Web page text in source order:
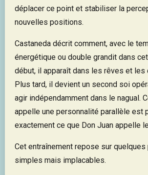
déplacer ce point et stabiliser la
nouvelles positions.
Castaneda décrit comment, avec le
énergétique ou double grandit dans
début, il apparaît dans les rêves et les
Plus tard, il devient un second soi
agir indépendamment dans le nagual.
appelle une personnalité parallèle est
exactement ce que Don Juan appelle
Cet entraînement repose sur quelques
simples mais implacables.